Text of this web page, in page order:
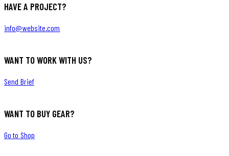
HAVE A PROJECT?
info@website.com
WANT TO WORK WITH US?
Send Brief
WANT TO BUY GEAR?
Go to Shop